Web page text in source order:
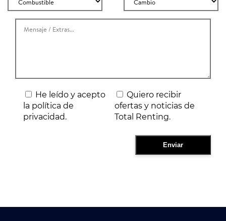
He leído y acepto
la política de
privacidad.
Quiero recibir
ofertas y noticias de
Total Renting.